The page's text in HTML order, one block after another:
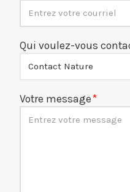
Qui voulez-vous
Votre message